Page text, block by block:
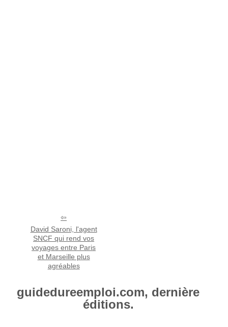
David Saroni, l'agent
SNCF qui rend vos
voyages entre Paris
et Marseille plus
agréables
guidedureemploi.com, dernière
éditions.